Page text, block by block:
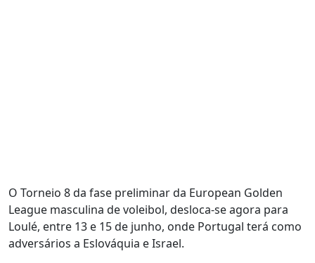
O Torneio 8 da fase preliminar da European Golden
League masculina de voleibol, desloca-se agora para
Loulé, entre 13 e 15 de junho, onde Portugal terá como
adversários a Eslováquia e Israel.